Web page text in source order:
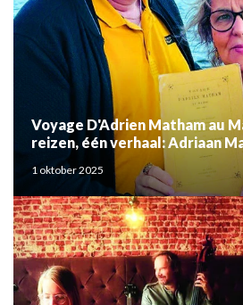
Voyage D'Adrien Matham au
reizen, één verhaal: Adriaan
Mouden
1 oktober 2025